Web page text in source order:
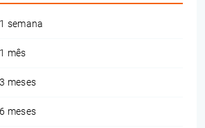
semana
mês
meses
meses